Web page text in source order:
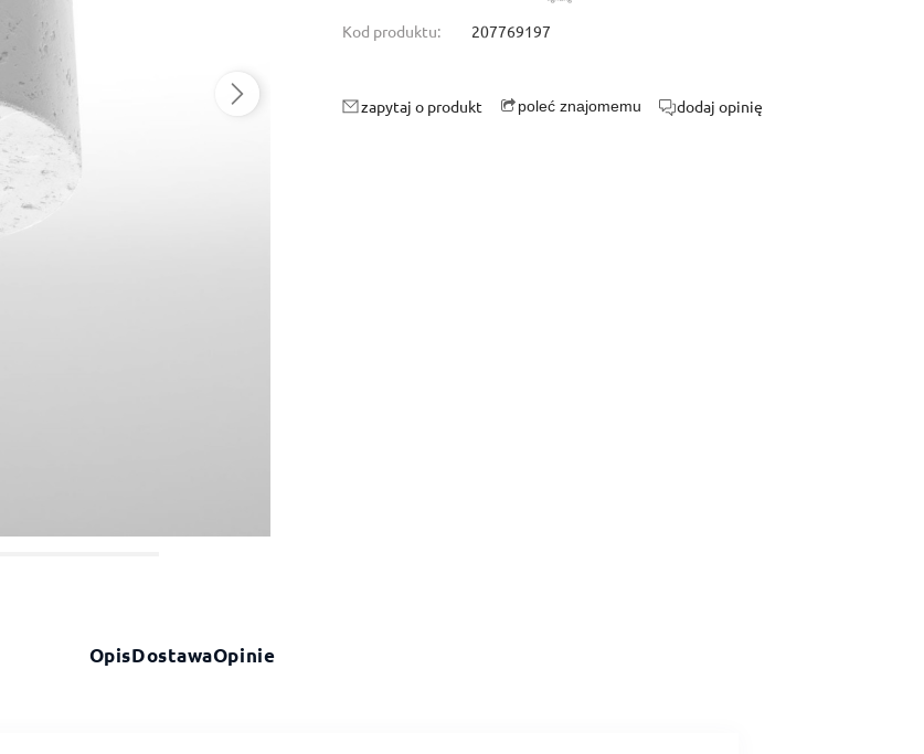
Kod produktu: 207769197
zapytaj o produkt poleć znajomemu dodaj opinię
OpisDostawaOpinie